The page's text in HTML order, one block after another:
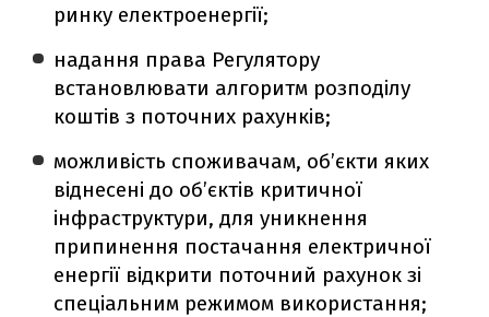
ринку електроенергії;
надання права Регулятору
встановлювати алгоритм розподілу
коштів з поточних рахунків;
можливість споживачам, об’єкти яких
віднесені до об’єктів критичної
інфраструктури, для уникнення
припинення постачання електричної
енергії відкрити поточний рахунок зі
спеціальним режимом використання;